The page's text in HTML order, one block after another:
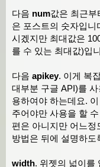
        $
(
        $
(
        $
(
        $
(
    ping
:
var
        s
.
        s
.
        s
.
다음 num값은 최근부
은 포스트의 숫자입니
시겠지만 최대값은
를 수 있는 최대값)입
다음 apikey. 이게 복
대부분 구글 API)를
용하여야 하는데요.
주어야만 사용을 할
편은 아니지만 어느정
방법은 뒤에 설명하도
width. 위젯의 넓이를